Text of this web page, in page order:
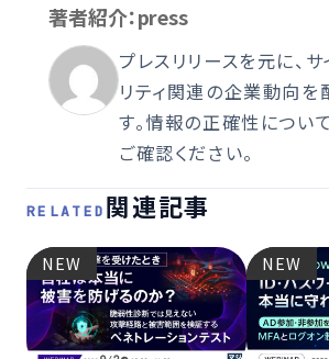
著者紹介：press
プレスリリースを元に、
リティ関連の企業動向を
す。情報の正確性につい
ご確認ください。
RELATED 関連記事
NEW NEW